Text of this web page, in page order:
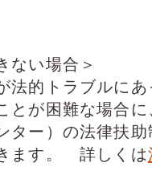
ない場合＞
法的トラブルに
とが困難な場合
ター）の法律扶
ます。 詳しくは